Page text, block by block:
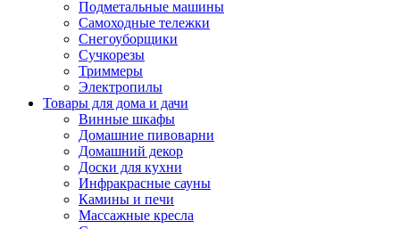
Подметальные машины
Самоходные тележки
Снегоуборщики
Сучкорезы
Триммеры
Электропилы
Товары для дома и дачи
Винные шкафы
Домашние пивоварни
Домашний декор
Доски для кухни
Инфракрасные сауны
Камины и печи
Массажные кресла